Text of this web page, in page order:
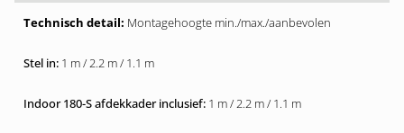
Montagehoogte min./max./aanbevolen
1 m / 2.2 m / 1.1 m
1 m / 2.2 m / 1.1 m